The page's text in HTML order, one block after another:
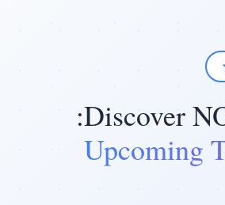
Discover
Upcoming